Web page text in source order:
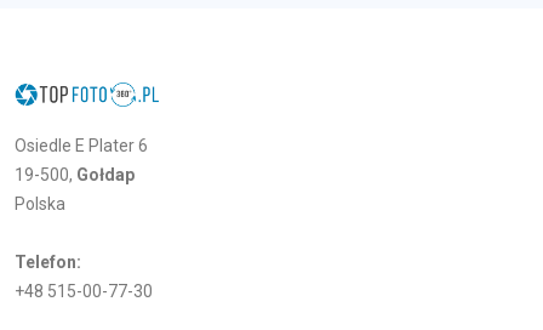
Osiedle E Plater 6
19-500, Gołdap
Polska
Telefon:
+48 515-00-77-30